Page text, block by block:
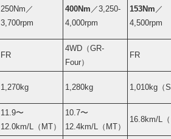
250Nm／
3,700rpm
400Nm ／3,250-
4,000rpm
153Nm ／
4,500rpm
FR
4WD（GR-
Four）
FR
1,270kg 1,280kg 1,010kg（
11.9〜
12.0km/L（MT）
10.7〜
12.4km/L（MT）
16.8km/L